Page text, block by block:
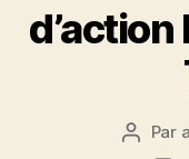
Auteur
Par